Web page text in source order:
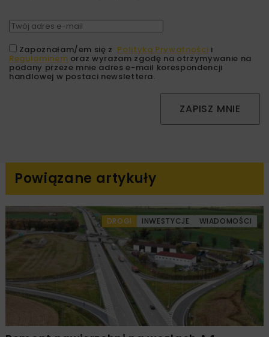
Zapoznałam/em się z Polityką Prywatności i
Regulaminem oraz wyrażam zgodę na otrzymywanie na
podany przeze mnie adres e-mail korespondencji
handlowej w postaci newslettera.
ZAPISZ MNIE
Powiązane artykuły
DROGI INWESTYCJE WIADOMOŚCI